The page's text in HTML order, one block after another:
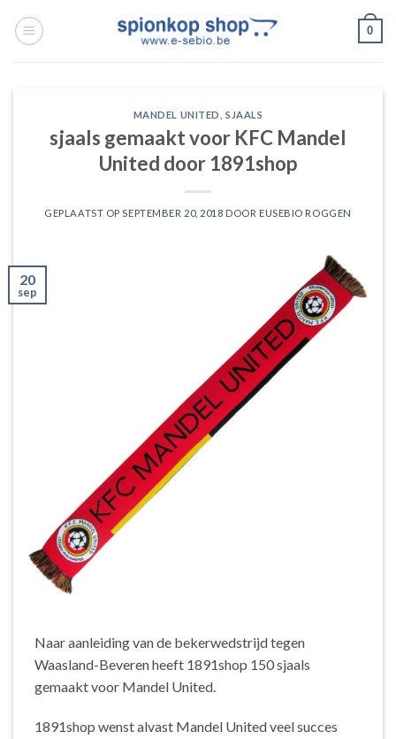
naar
0
MANDEL UNITED ,SJAALS
sjaals gemaakt voor KFC Mandel
United door 1891shop
GEPLAATST OP SEPTEMBER 20, 2018 DOOR EUSEBIO ROGGEN
20
sep
Naar aanleiding van de bekerwedstrijd tegen
Waasland-Beveren heeft 1891shop 150 sjaals
gemaakt voor Mandel United.
1891shop wenst alvast Mandel United veel succes